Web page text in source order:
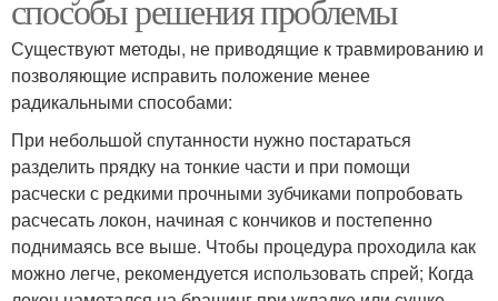
способы решения проблемы
Существуют методы, не приводящие к травмированию и
позволяющие исправить положение менее
радикальными способами:
При небольшой спутанности нужно постараться
разделить прядку на тонкие части и при помощи
расчески с редкими прочными зубчиками попробовать
расчесать локон, начиная с кончиков и постепенно
поднимаясь все выше. Чтобы процедура проходила как
можно легче, рекомендуется использовать спрей; Когда